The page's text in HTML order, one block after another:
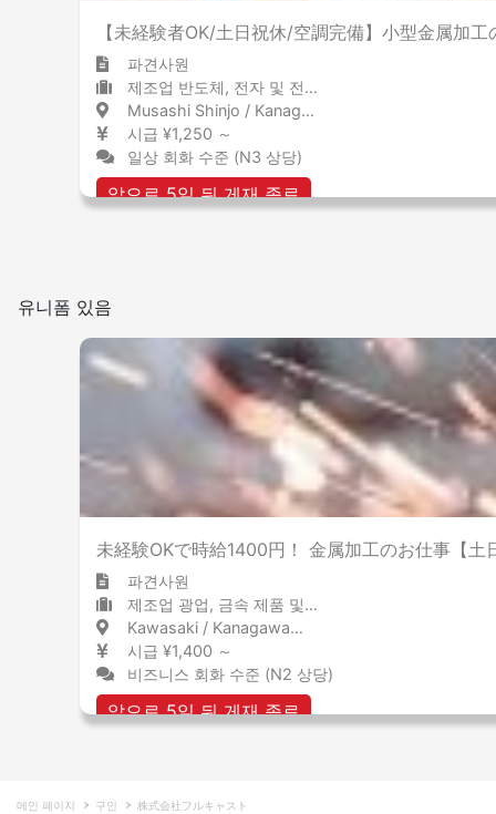
【未経験者OK/土日祝休/空調完備】小型金属加
파견사원
제조업 반도체, 전자 및 전기 장비
Musashi Shinjo / Kanagawa 武蔵新城 / 神奈川県
시급 ¥1,250 ～
일상 회화 수준 (N3 상당)
앞으로 5일 뒤 게재 종료
유니폼 있음
未経験OKで時給1400円！ 金属加工のお仕事【土
파견사원
제조업 광업, 금속 제품 및 강철
Kawasaki / Kanagawa 川崎 / 神奈川県
시급 ¥1,400 ～
비즈니스 회화 수준 (N2 상당)
앞으로 5일 뒤 게재 종료
메인 페이지 구인
株式会社フルキャスト